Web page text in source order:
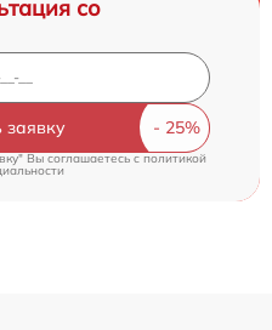
со
заявку
Вы соглашаетесь cполитикой